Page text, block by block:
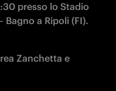
presso lo Stadio
Bagno a Ripoli (FI).
Zanchetta e